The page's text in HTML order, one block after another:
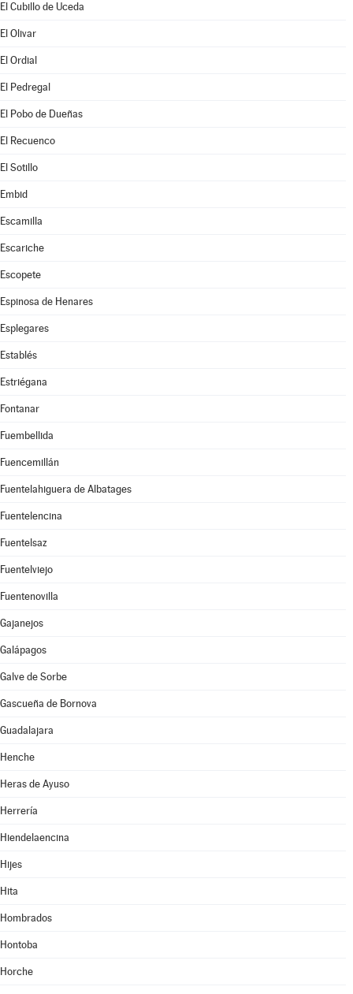
El Cubillo de Uceda
El Olivar
El Ordial
El Pedregal
El Pobo de Dueñas
El Recuenco
El Sotillo
Embid
Escamilla
Escariche
Escopete
Espinosa de Henares
Esplegares
Establés
Estriégana
Fontanar
Fuembellida
Fuencemillán
Fuentelahiguera de Albatages
Fuentelencina
Fuentelsaz
Fuentelviejo
Fuentenovilla
Gajanejos
Galápagos
Galve de Sorbe
Gascueña de Bornova
Guadalajara
Henche
Heras de Ayuso
Herrería
Hiendelaencina
Hijes
Hita
Hombrados
Hontoba
Horche